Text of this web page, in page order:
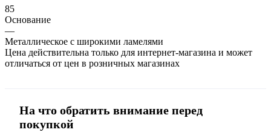
85
Основание
—
Металлическое с широкими ламелями
Цена действительна только для интернет-магазина и может
отличаться от цен в розничных магазинах
На что обратить внимание перед
покупкой